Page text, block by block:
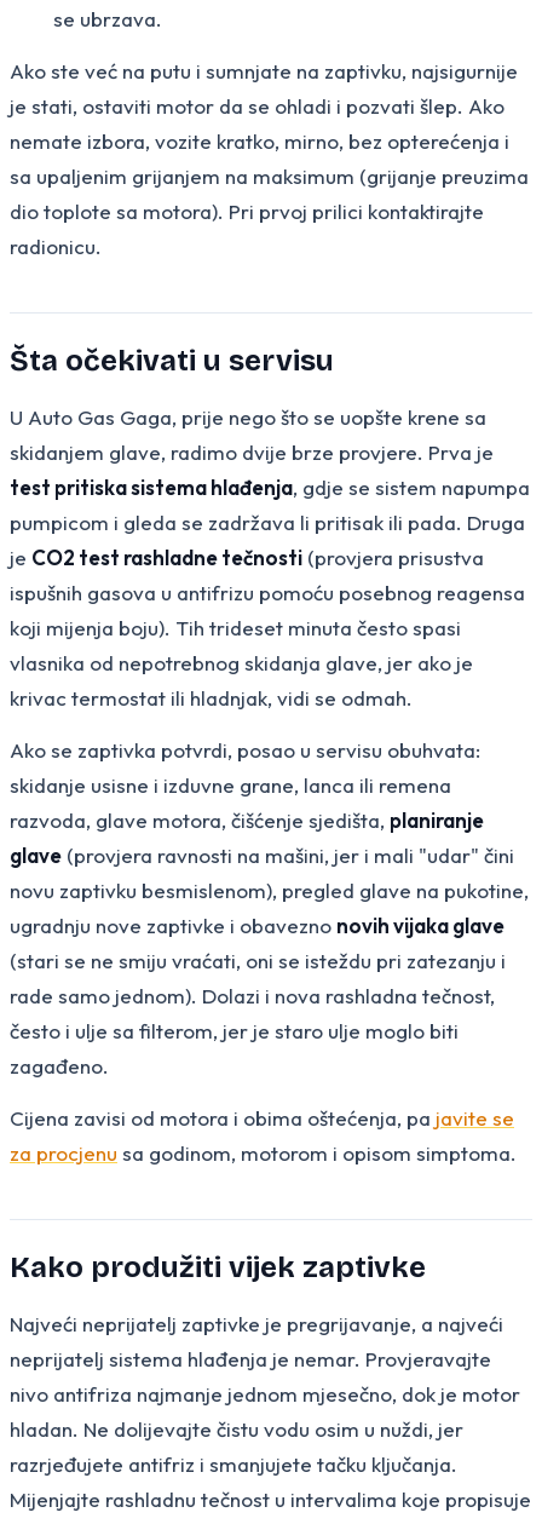
se ubrzava.
Ako ste već na putu i sumnjate na zaptivku, najsigurnije
je stati, ostaviti motor da se ohladi i pozvati šlep. Ako
nemate izbora, vozite kratko, mirno, bez opterećenja i
sa upaljenim grijanjem na maksimum (grijanje preuzima
dio toplote sa motora). Pri prvoj prilici kontaktirajte
radionicu.
Šta očekivati u servisu
U Auto Gas Gaga, prije nego što se uopšte krene sa
skidanjem glave, radimo dvije brze provjere. Prva je
test pritiska sistema hlađenja, gdje se sistem napumpa
pumpicom i gleda se zadržava li pritisak ili pada. Druga
je CO2 test rashladne tečnosti (provjera prisustva
ispušnih gasova u antifrizu pomoću posebnog reagensa
koji mijenja boju). Tih trideset minuta često spasi
vlasnika od nepotrebnog skidanja glave, jer ako je
krivac termostat ili hladnjak, vidi se odmah.
Ako se zaptivka potvrdi, posao u servisu obuhvata:
skidanje usisne i izduvne grane, lanca ili remena
razvoda, glave motora, čišćenje sjedišta, planiranje
glave (provjera ravnosti na mašini, jer i mali "udar" čini
novu zaptivku besmislenom), pregled glave na pukotine,
ugradnju nove zaptivke i obavezno novih vijaka glave
(stari se ne smiju vraćati, oni se isteždu pri zatezanju i
rade samo jednom). Dolazi i nova rashladna tečnost,
često i ulje sa filterom, jer je staro ulje moglo biti
zagađeno.
Cijena zavisi od motora i obima oštećenja, pa javite se
za procjenu sa godinom, motorom i opisom simptoma.
Kako produžiti vijek zaptivke
Najveći neprijatelj zaptivke je pregrijavanje, a najveći
neprijatelj sistema hlađenja je nemar. Provjeravajte
nivo antifriza najmanje jednom mjesečno, dok je motor
hladan. Ne dolijevajte čistu vodu osim u nuždi, jer
razrjeđujete antifriz i smanjujete tačku ključanja.
Mijenjajte rashladnu tečnost u intervalima koje propisuje